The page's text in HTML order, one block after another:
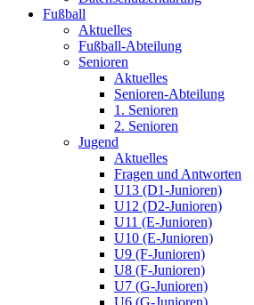
Fußball
Aktuelles
Fußball-Abteilung
Senioren
Aktuelles
Senioren-Abteilung
1. Senioren
2. Senioren
Jugend
Aktuelles
Fragen und Antworten
U13 (D1-Junioren)
U12 (D2-Junioren)
U11 (E-Junioren)
U10 (E-Junioren)
U9 (F-Junioren)
U8 (F-Junioren)
U7 (G-Junioren)